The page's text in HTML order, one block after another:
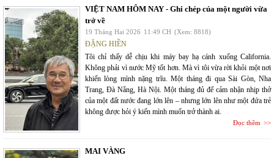
VIỆT NAM HÔM NAY - Ghi chép của một người vừa
trở về
19 Tháng Hai 2026 11:49 CH (Xem: 8818)
ĐẶNG HIỀN
Tôi chỉ thấy dễ chịu khi máy bay hạ cánh xuống California.
Không phải vì nước Mỹ tốt hơn. Mà vì tôi vừa rời khỏi một nơi
khiến lòng mình nặng trĩu. Một tháng đi qua Sài Gòn, Nha
Trang, Đà Nẵng, Hà Nội. Một tháng đủ để cảm nhận nhịp thở
của một đất nước đang lớn lên – nhưng lớn lên như một đứa trẻ
không được hỏi ý kiến mình muốn trở thành ai.
Đọc thêm
MAI VÀNG